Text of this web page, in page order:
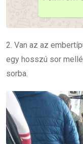
2. Van az az
egy hosszú sor
sorba.